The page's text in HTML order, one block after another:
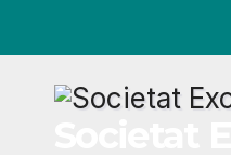
contenido